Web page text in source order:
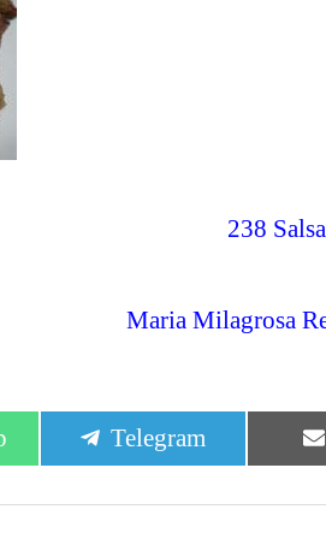
238
Maria Milagrosa
Compartir
en
Telegram